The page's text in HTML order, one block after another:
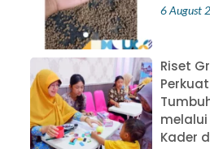
6 August
Riset
Kader